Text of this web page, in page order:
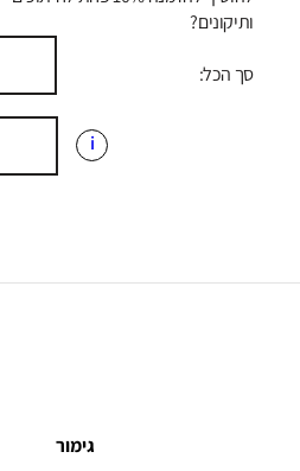
ותיקונים?
סך הכל:
i
גימור